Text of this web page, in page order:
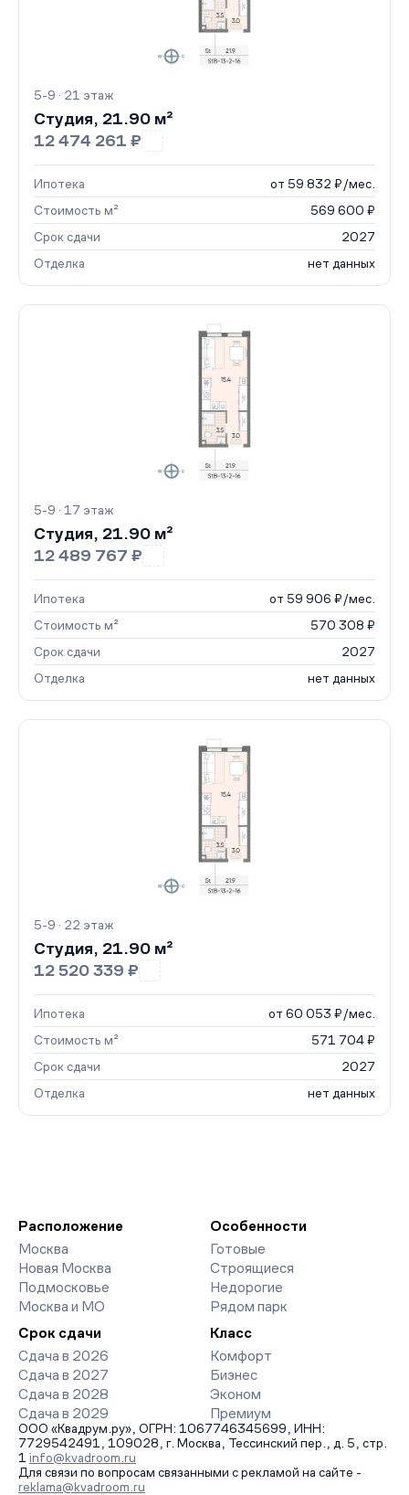
5-9 · 21 этаж
Студия, 21.90 м²
12 474 261 ₽
Ипотека
от 59 832 ₽/мес.
Стоимость м²
569 600 ₽
Срок сдачи
2027
Отделка
нет данных
5-9 · 17 этаж
Студия, 21.90 м²
12 489 767 ₽
Ипотека
от 59 906 ₽/мес.
Стоимость м²
570 308 ₽
Срок сдачи
2027
Отделка
нет данных
5-9 · 22 этаж
Студия, 21.90 м²
12 520 339 ₽
Ипотека
от 60 053 ₽/мес.
Стоимость м²
571 704 ₽
Срок сдачи
2027
Отделка
нет данных
Расположение
Москва
Новая Москва
Подмосковье
Москва и МО
Особенности
Готовые
Строящиеся
Недорогие
Рядом парк
Срок сдачи
Сдача в 2026
Сдача в 2027
Сдача в 2028
Сдача в 2029
Класс
Комфорт
Бизнес
Эконом
Премиум
ООО «Квадрум.ру», ОГРН: 1067746345699, ИНН:
7729542491, 109028, г. Москва, Тессинский пер., д. 5, стр.
1 info@kvadroom.ru
Для связи по вопросам связанными с рекламой на сайте -
reklama@kvadroom.ru